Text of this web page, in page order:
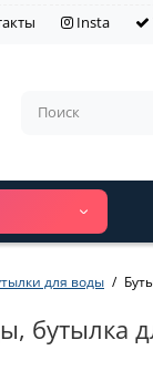
Insta
для воды
бутылка